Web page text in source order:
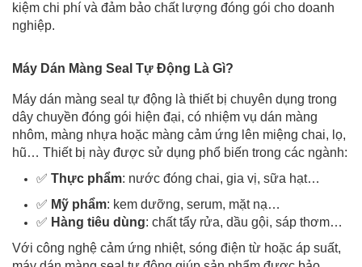
kiệm chi phí và đảm bảo chất lượng đóng gói cho doanh
nghiệp.
Máy Dán Màng Seal Tự Động Là Gì?
Máy dán màng seal tự động là thiết bị chuyên dụng trong
dây chuyền đóng gói hiện đại, có nhiệm vụ dán màng
nhôm, màng nhựa hoặc màng cảm ứng lên miệng chai, lọ,
hũ… Thiết bị này được sử dụng phổ biến trong các ngành:
✅ Thực phẩm: nước đóng chai, gia vị, sữa hạt…
✅ Mỹ phẩm: kem dưỡng, serum, mặt nạ…
✅ Hàng tiêu dùng: chất tẩy rửa, dầu gội, sáp thơm…
Với công nghệ cảm ứng nhiệt, sóng điện từ hoặc áp suất,